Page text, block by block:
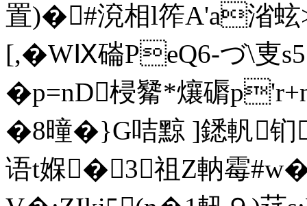
置)�#渷相l筰A'a渻
[,�WⅨ磮PeQ6-づ\
�p=nD梫觺*爙磭
�8曈�}G咭黥 ]鏭軓
语t媬�3祖Z軜霉#w�